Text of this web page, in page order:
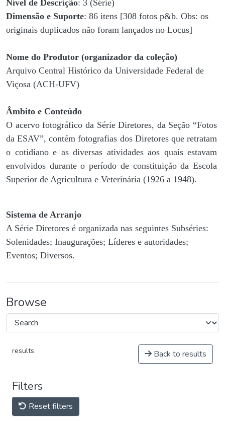
Nível de Descrição: 3 (Série)
Dimensão e Suporte: 86 itens [308 fotos p&b. Obs: os
originais duplicados não foram lançados no Locus]
Nome do Produtor (organizador da coleção)
Arquivo Central Histórico da Universidade Federal de
Viçosa (ACH-UFV)
Âmbito e Conteúdo
O acervo fotográfico da Série Diretores, da Seção “Fotos
da ESAV”, contém fotografias dos Diretores que retratam
o cotidiano e as diversas atividades aos quais estavam
envolvidos durante o período de constituição da Escola
Superior de Agricultura e Veterinária (1926 a 1948).
Sistema de Arranjo
A Série Diretores é organizada nas seguintes Subséries:
Solenidades; Inaugurações; Líderes e autoridades;
Eventos; Diversos.
Browse
results Back to results
Filters
Reset filters